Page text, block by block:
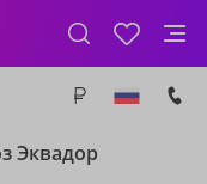
Эквадор